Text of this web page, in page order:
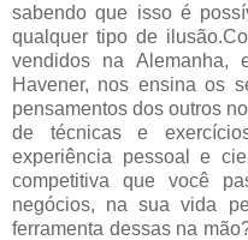
sabendo que isso é
qualquer tipo de
vendidos na Alemanha,
Havener, nos ensina os
pensamentos dos outros
de técnicas e
experiência pessoal e
competitiva que você
negócios, na sua vida
ferramenta dessas na